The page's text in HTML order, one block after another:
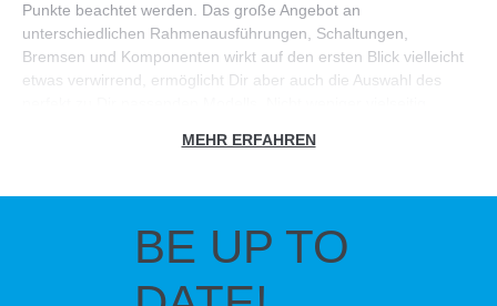
Punkte beachtet werden. Das große Angebot an
unterschiedlichen Rahmenausführungen, Schaltungen,
Bremsen und Komponenten wirkt auf den ersten Blick vielleicht
etwas verwirrend, ermöglicht Dir aber auch die Auswahl des
hierbei nicht nur die Wahl zwischen den Herstellern und deren
Antriebsvarianten. Zur Auswahl stehen Front-, Mittel- und
Charakteristiken aufweisen. Da dem E-Bike Antrieb beim Kauf
eine wichtige Rolle zukommt, wollen wir nachfolgend etwas
genauer auf die Thematik eingehen.
MEHR ERFAHREN
BE UP TO